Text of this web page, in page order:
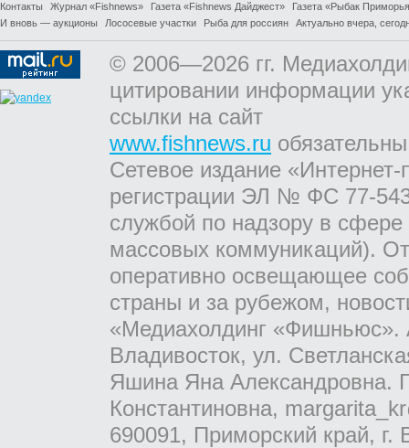
Контакты Журнал «Fishnews» Газета «Fishnews Дайджест»
Газета «Рыбак
И вновь — аукционы
Лососевые участки Рыба для россиян Актуально вчера,
© 2006—2026 гг.
цитировании информации
ссылки на сайт
www.fishnews.ru
Сетевое издание
регистрации ЭЛ № ФС 77-
службой по надзору в
массовых коммуникаций).
оперативно освещающее
страны и за рубежом,
«Медиахолдинг «Фишньюс».
Владивосток, ул.
Яшина Яна Александровна.
Константиновна,
690091, Приморский край,